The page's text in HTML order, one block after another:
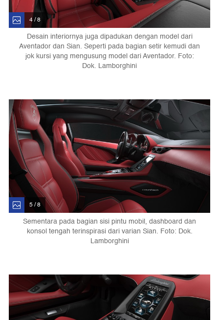
4 / 8
Desain interiornya juga dipadukan dengan model dari
Aventador dan Sian. Seperti pada bagian setir kemudi dan
jok kursi yang mengusung model dari Aventador. Foto:
Dok. Lamborghini
5 / 8
Sementara pada bagian sisi pintu mobil, dashboard dan
konsol tengah terinspirasi dari varian Sian. Foto: Dok.
Lamborghini